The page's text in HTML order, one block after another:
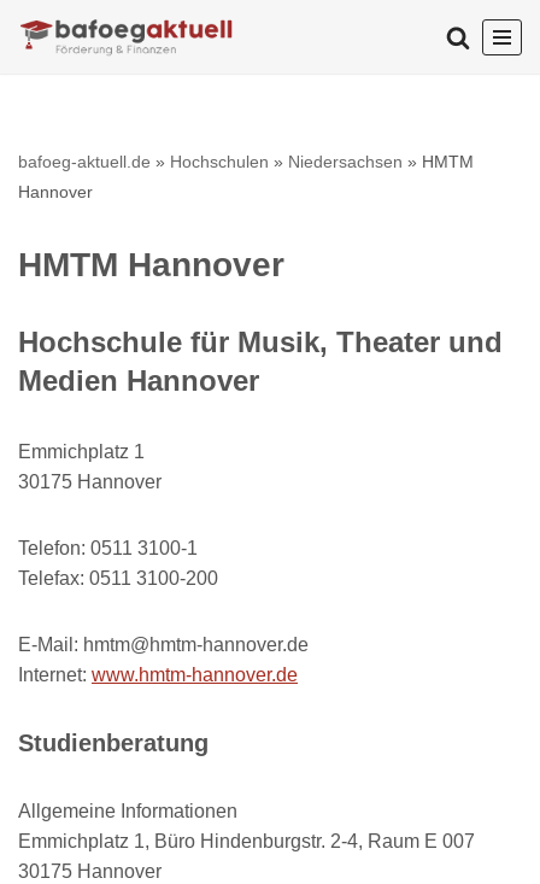
bafoeg-aktuell.de » Hochschulen » Niedersachsen » HMTM
Hannover
HMTM Hannover
Hochschule für Musik, Theater und
Medien Hannover
Emmichplatz 1
30175 Hannover
Telefon: 0511 3100-1
Telefax: 0511 3100-200
E-Mail: hmtm@hmtm-hannover.de
Internet: www.hmtm-hannover.de
Studienberatung
Allgemeine Informationen
Emmichplatz 1, Büro Hindenburgstr. 2-4, Raum E 007
30175 Hannover